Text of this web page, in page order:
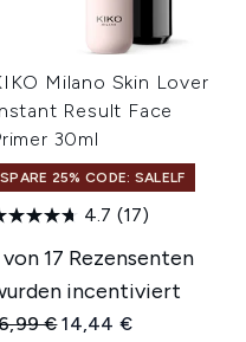
Milano Skin Lover
Result Face
30ml
SPARE 25% CODE: SALELF
4.7 (17)
von 17 Rezensenten
incentiviert
€Aktueller Preis:
14,44 €